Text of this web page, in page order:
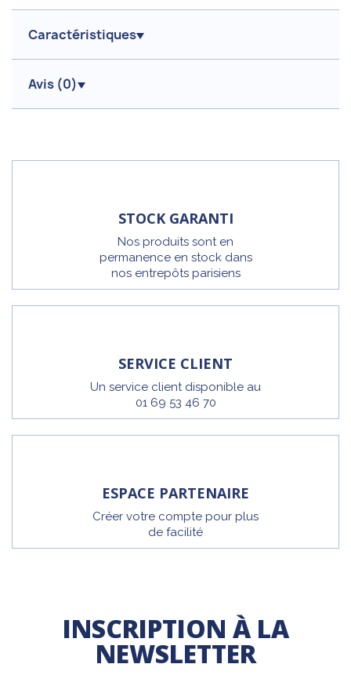
Caractéristiques
Avis (0)
STOCK GARANTI
Nos produits sont en
permanence en stock dans
nos entrepôts parisiens
SERVICE CLIENT
Un service client disponible au
01 69 53 46 70
ESPACE PARTENAIRE
Créer votre compte pour plus
de facilité
INSCRIPTION À LA
NEWSLETTER